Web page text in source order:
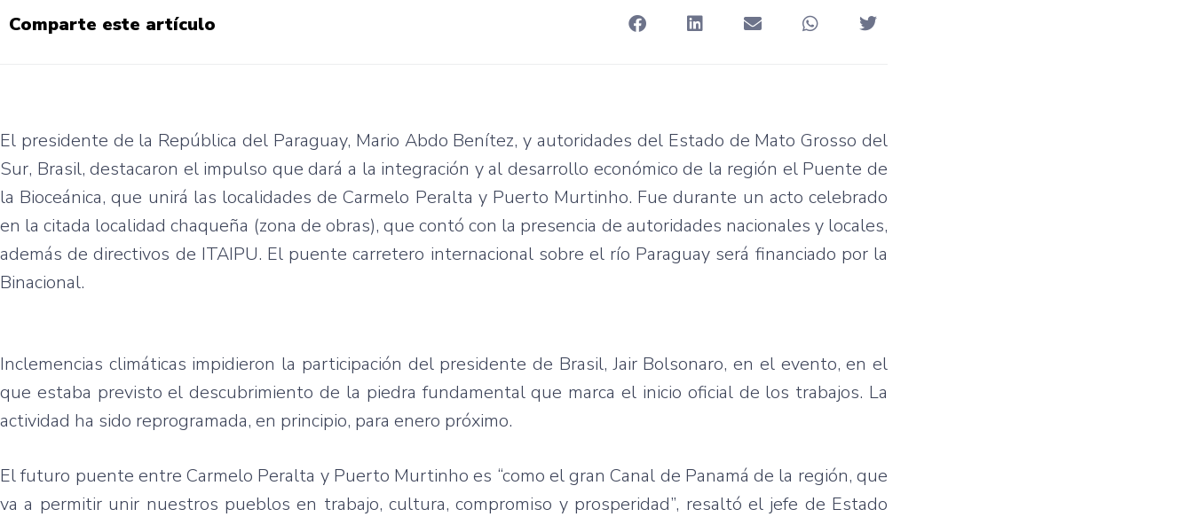
Comparte este artículo
El presidente de la República del Paraguay, Mario Abdo Benítez, y autoridades del Estado de Mato Grosso del
Sur, Brasil, destacaron el impulso que dará a la integración y al desarrollo económico de la región el Puente de
la Bioceánica, que unirá las localidades de Carmelo Peralta y Puerto Murtinho. Fue durante un acto celebrado
en la citada localidad chaqueña (zona de obras), que contó con la presencia de autoridades nacionales y locales,
además de directivos de ITAIPU. El puente carretero internacional sobre el río Paraguay será financiado por la
Binacional.
Inclemencias climáticas impidieron la participación del presidente de Brasil, Jair Bolsonaro, en el evento, en el
que estaba previsto el descubrimiento de la piedra fundamental que marca el inicio oficial de los trabajos. La
actividad ha sido reprogramada, en principio, para enero próximo.
El futuro puente entre Carmelo Peralta y Puerto Murtinho es “como el gran Canal de Panamá de la región, que
va a permitir unir nuestros pueblos en trabajo, cultura, compromiso y prosperidad”, resaltó el jefe de Estado